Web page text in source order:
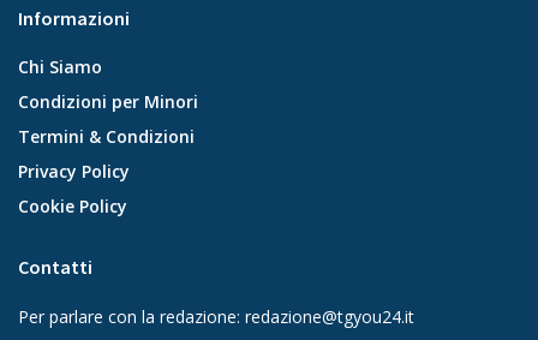
Informazioni
Chi Siamo
Condizioni per Minori
Termini & Condizioni
Privacy Policy
Cookie Policy
Contatti
Per parlare con la redazione: redazione@tgyou24.it